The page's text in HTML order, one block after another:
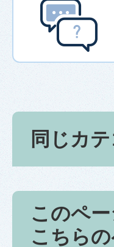
同じカ
このペ
こちら